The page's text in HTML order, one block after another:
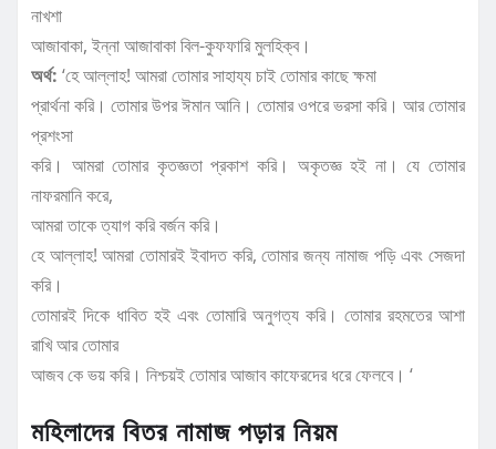
নাখশা
আজাবাকা, ইন্না আজাবাকা বিল-কুফফারি মুলহিক্ব।
অর্থ: ‘হে আল্লাহ! আমরা তোমার সাহায্য চাই তোমার কাছে ক্ষমা
প্রার্থনা করি। তোমার উপর ঈমান আনি। তোমার ওপরে ভরসা করি। আর তোমার
প্রশংসা
করি। আমরা তোমার কৃতজ্ঞতা প্রকাশ করি। অকৃতজ্ঞ হই না। যে তোমার
নাফরমানি করে,
আমরা তাকে ত্যাগ করি বর্জন করি।
হে আল্লাহ! আমরা তোমারই ইবাদত করি, তোমার জন্য নামাজ পড়ি এবং সেজদা
করি।
তোমারই দিকে ধাবিত হই এবং তোমারি অনুগত্য করি। তোমার রহমতের আশা
রাখি আর তোমার
আজব কে ভয় করি। নিশ্চয়ই তোমার আজাব কাফেরদের ধরে ফেলবে। ‘
মহিলাদের বিতর নামাজ পড়ার নিয়ম